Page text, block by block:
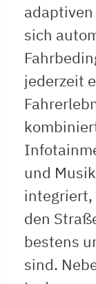
sich
jederzeit
und
integriert,
den
bestens
sind.